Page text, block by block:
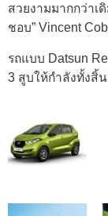
สวยงามมากกว่าเ
ชอบ” Vincent
รถแบบ Datsun
3 สูบให้กำลังทั้งสิ้